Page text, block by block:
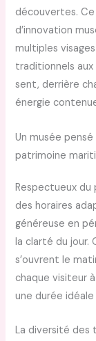
découvertes. Ce
d’innovation
multiples
traditionnels aux
sent, derrière
énergie
Un musée
patrimoine
Respectueux du
des horaires
généreuse en
la clarté du jour.
s’ouvrent le
chaque visiteur
une durée
La diversité des